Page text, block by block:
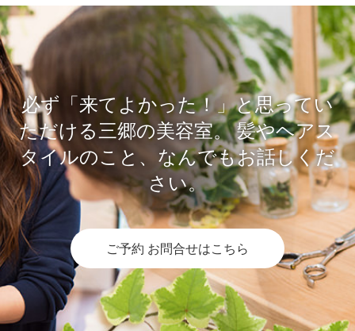
必ず「来てよかった！」と思ってい
ただける三郷の美容室。髪やヘアス
タイルのこと、なんでもお話しくだ
さい。
ご予約 お問合せはこちら